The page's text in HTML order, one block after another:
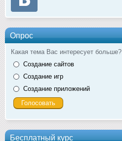
Опрос
Какая тема Вас интересует больше?
Создание сайтов
Создание игр
Создание приложений
Бесплатный курс